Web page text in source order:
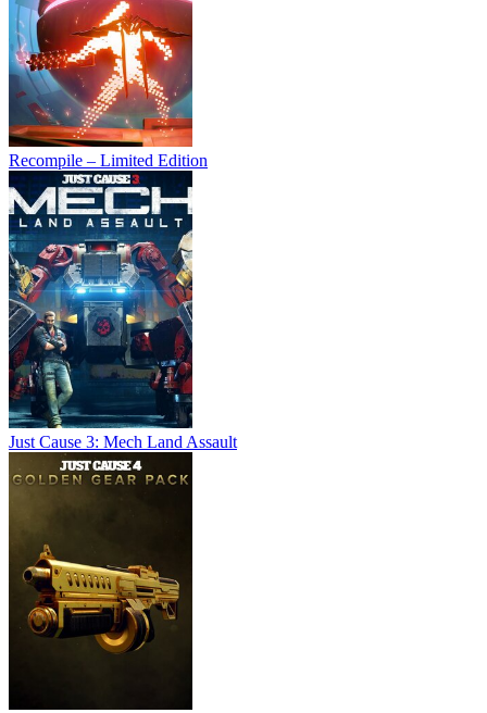
Recompile – Limited Edition
Just Cause 3: Mech Land Assault